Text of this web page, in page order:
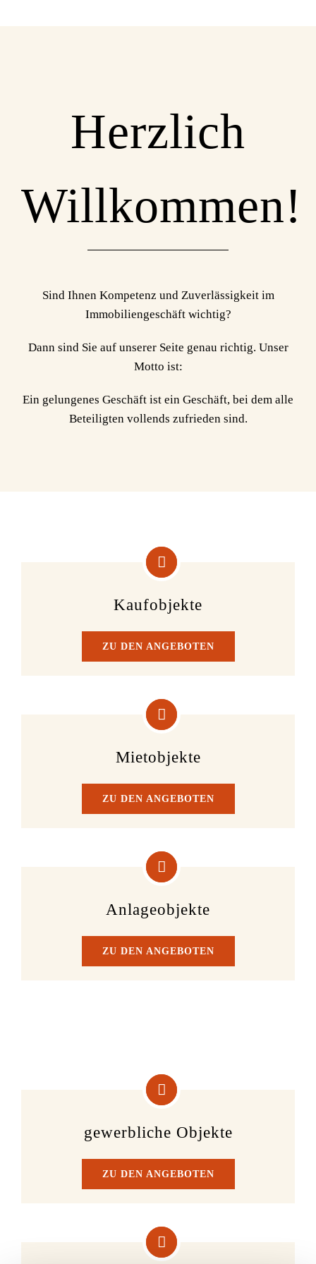
Herzlich
Willkommen!
Sind Ihnen Kompetenz und Zuverlässigkeit im
Immobiliengeschäft wichtig?
Dann sind Sie auf unserer Seite genau richtig. Unser
Motto ist:
Ein gelungenes Geschäft ist ein Geschäft, bei dem alle
Beteiligten vollends zufrieden sind.
Kaufobjekte
ZU DEN ANGEBOTEN
Mietobjekte
ZU DEN ANGEBOTEN
Anlageobjekte
ZU DEN ANGEBOTEN
gewerbliche Objekte
ZU DEN ANGEBOTEN